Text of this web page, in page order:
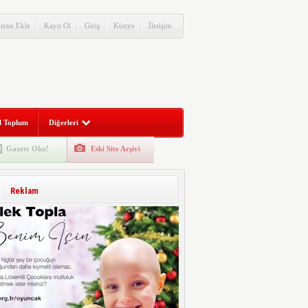
Ekle Kayıt Ol Giriş Künye İletişim
Toplum Diğerleri
Gazete Oku! Eski Site Arşivi
Reklam